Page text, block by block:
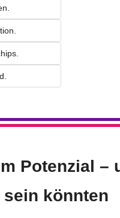
Potenzial –
könnten